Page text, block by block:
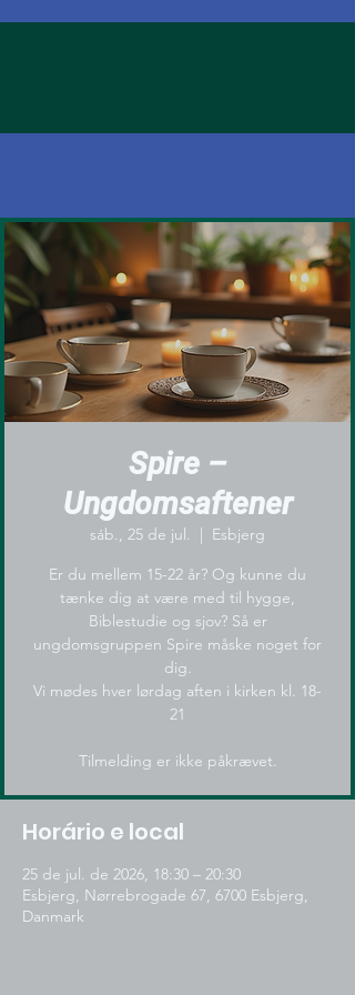
Spire –
Ungdomsaftener
sáb., 25 de jul.
  |
Esbjerg
Er du mellem 15-22 år? Og kunne du
tænke dig at være med til hygge,
Biblestudie og sjov? Så er
ungdomsgruppen Spire måske noget for
dig.
Vi mødes hver lørdag aften i kirken kl. 18-
21
Tilmelding er ikke påkrævet.
Horário e local
25 de jul. de 2026, 18:30 – 20:30
Esbjerg, Nørrebrogade 67, 6700 Esbjerg,
Danmark